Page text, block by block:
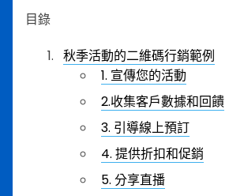
目錄
秋季活動的二維碼行銷範例
1. 宣傳您的活動
2.收集客戶數據和回饋
3. 引導線上預訂
4. 提供折扣和促銷
5. 分享直播